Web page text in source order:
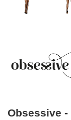
Obsessive